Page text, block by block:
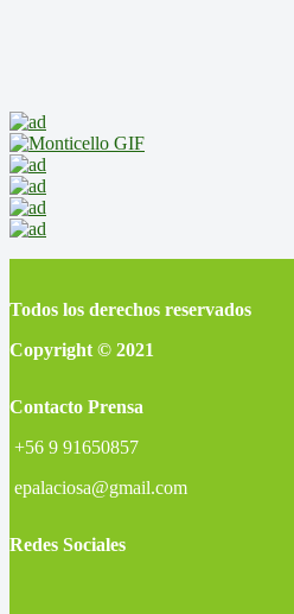
Todos los derechos reservados
Copyright © 2021
Contacto Prensa
+56 9 91650857
epalaciosa@gmail.com
Redes Sociales